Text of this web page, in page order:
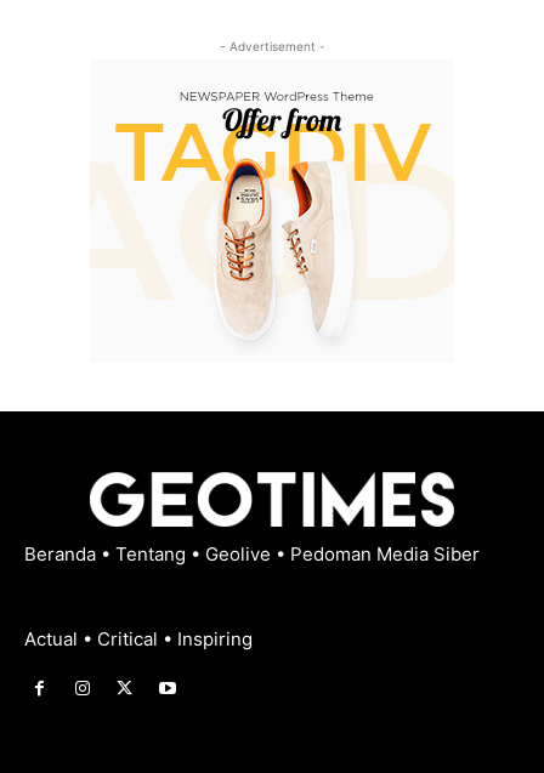
- Advertisement -
Beranda • Tentang • Geolive • Pedoman Media Siber
Actual • Critical • Inspiring